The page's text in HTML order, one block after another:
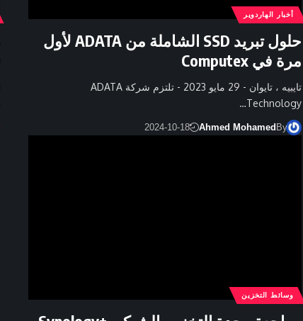
أخبار الهاردوير
حلول تبريد SSD الشاملة من ADATA لأول
مرة في Computex
تايبيه ، تايوان - 29 مايو 2023 - تلتزم شركة ADATA
Technology…
By
Ahmed Mohamed
2024-10-18
وسائط التخزين